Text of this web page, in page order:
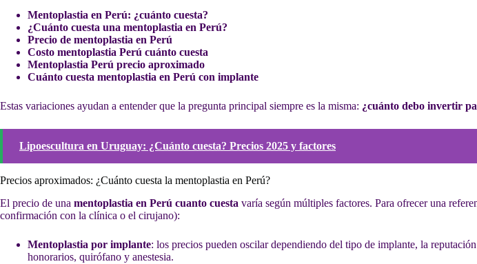
Mentoplastia en Perú: ¿cuánto cuesta?
¿Cuánto cuesta una mentoplastia en Perú?
Precio de mentoplastia en Perú
Costo mentoplastia Perú cuánto cuesta
Mentoplastia Perú precio aproximado
Cuánto cuesta mentoplastia en Perú con implante
Estas variaciones ayudan a entender que la pregunta principal siempre es la misma: ¿cuánto debo invertir
Lipoescultura en Uruguay: ¿Cuánto cuesta? Precios 2025 y factores
Precios aproximados: ¿Cuánto cuesta la mentoplastia en Perú?
El precio de una mentoplastia en Perú cuanto cuesta varía según múltiples factores. Para ofrecer una
confirmación con la clínica o el cirujano):
Mentoplastia por implante: los precios pueden oscilar dependiendo del tipo de implante, la
honorarios, quirófano y anestesia.